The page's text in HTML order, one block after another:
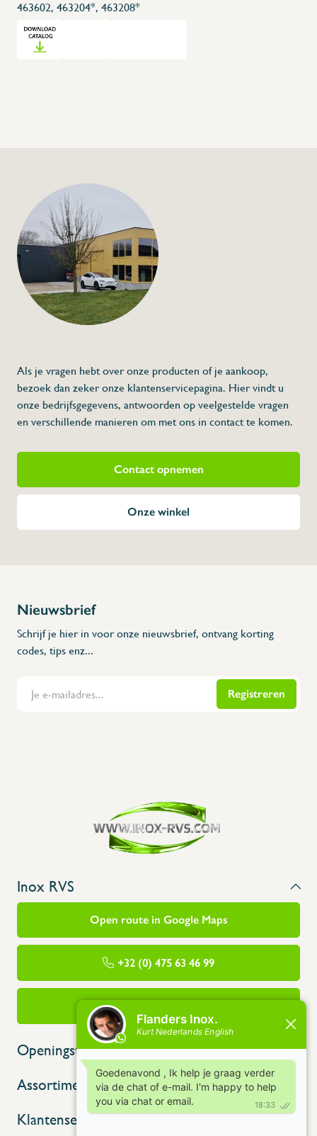
463602, 463204*, 463208*
Beschrijving
463228, 463213, 465206,
Flanders Inox | Karperstraat 6, 8400 Oostende | België | BNP Paribas Fortis:
Als je vragen hebt over onze producten of je aankoop,
bezoek dan zeker onze klantenservicepagina. Hier vindt u
onze bedrijfsgegevens, antwoorden op veelgestelde vragen
en verschillende manieren om met ons in contact te komen.
Contact opnemen
Onze winkel
Nieuwsbrief
Schrijf je hier in voor onze nieuwsbrief, ontvang korting
codes, tips enz...
Registreren
Inox RVS
Open route in Google Maps
+32 (0) 475 63 46 99
info@flandersinox.be
Openingstijden
Assortiment
Klantenservice